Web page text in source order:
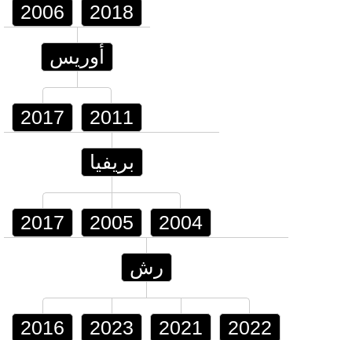
2006 2018
أوريس
2017 2011
بريفيا
2017 2005 2004
رش
2016 2023 2021 2022